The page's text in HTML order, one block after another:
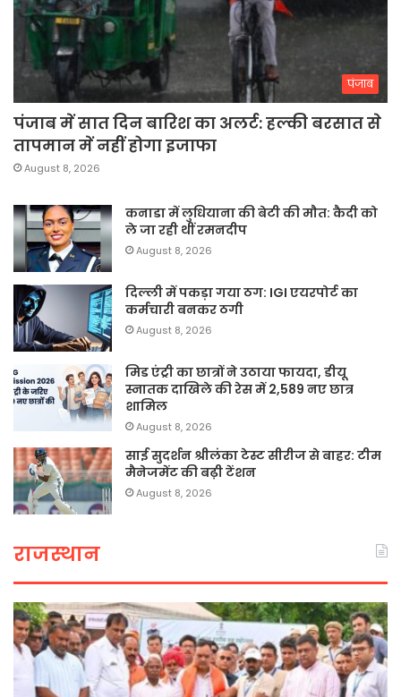
पंजाब
पंजाब में सात दिन बारिश का अलर्ट: हल्की बरसात से
तापमान में नहीं होगा इजाफा
August 8, 2026
कनाडा में लुधियाना की बेटी की माैत: कैदी को
ले जा रही थीं रमनदीप
August 8, 2026
दिल्ली में पकड़ा गया ठग: IGI एयरपोर्ट का
कर्मचारी बनकर ठगी
August 8, 2026
मिड एंट्री का छात्रों ने उठाया फायदा, डीयू
स्नातक दाखिले की रेस में 2,589 नए छात्र
शामिल
August 8, 2026
साई सुदर्शन श्रीलंका टेस्ट सीरीज से बाहर: टीम
मैनेजमेंट की बढ़ी टेंशन
August 8, 2026
राजस्थान